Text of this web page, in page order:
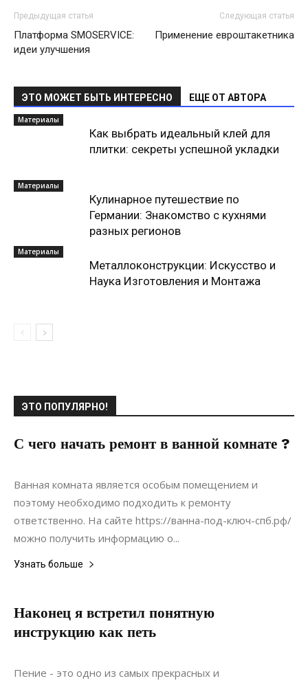
Предыдущая статья
Платформа SMOSERVICE:
идеи улучшения
Следующая статья
Применение евроштакетника
ЭТО МОЖЕТ БЫТЬ ИНТЕРЕСНО ЕЩЕ ОТ АВТОРА
Материалы
Как выбрать идеальный клей для
плитки: секреты успешной укладки
Материалы
Кулинарное путешествие по
Германии: Знакомство с кухнями
разных регионов
Материалы
Металлоконструкции: Искусство и
Наука Изготовления и Монтажа
ЭТО ПОПУЛЯРНО!
С чего начать ремонт в ванной комнате ?
10.08.2020
Ванная комната является особым помещением и
поэтому необходимо подходить к ремонту
ответственно. На сайте https://ванна-под-ключ-спб.рф/
можно получить информацию о...
Узнать больше
Наконец я встретил понятную
инструкцию как петь
18.06.2022
Пение - это одно из самых прекрасных и